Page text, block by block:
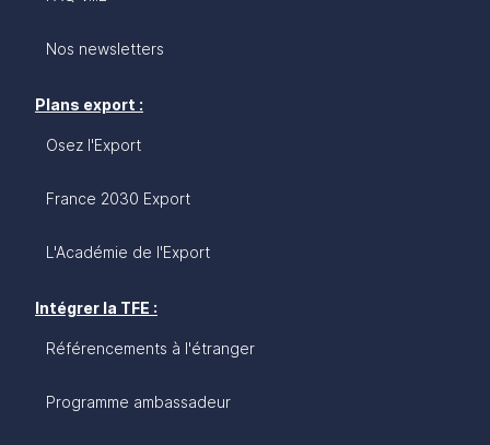
Nos newsletters
Plans export :
Osez l'Export
France 2030 Export
L'Académie de l'Export
Intégrer la TFE :
Référencements à l'étranger
Programme ambassadeur